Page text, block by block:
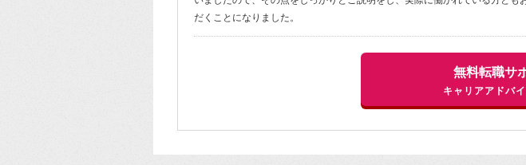
だくことになりました。
無料転職サ
キャリアアドバ